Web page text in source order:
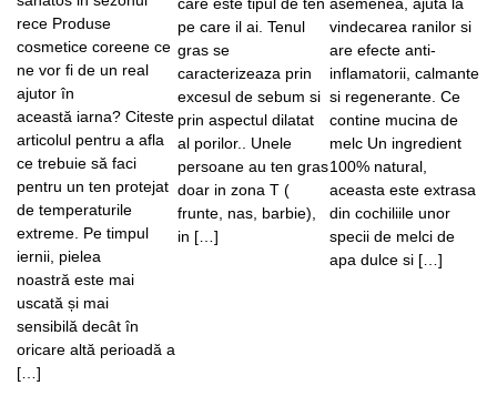
rece Produse
cosmetice coreene ce
ne vor fi de un real
ajutor în
această iarna? Citeste
articolul pentru a afla
ce trebuie să faci
pentru un ten protejat
de temperaturile
extreme. Pe timpul
iernii, pielea
noastră este mai
uscată și mai
sensibilă decât în
oricare altă perioadă a
[…]
pe care il ai. Tenul
gras se
caracterizeaza prin
excesul de sebum si
prin aspectul dilatat
al porilor.. Unele
persoane au ten gras
doar in zona T (
frunte, nas, barbie),
in […]
vindecarea ranilor si
are efecte anti-
inflamatorii, calmante
si regenerante. Ce
contine mucina de
melc Un ingredient
100% natural,
aceasta este extrasa
din cochiliile unor
specii de melci de
apa dulce si […]